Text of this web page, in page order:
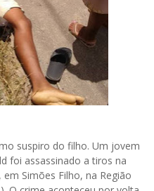
suspiro do filho. Um jovem
foi assassinado a tiros na
Simões Filho, na Região